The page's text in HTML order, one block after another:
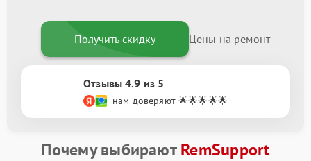
Получить скидку Цены на ремонт
Отзывы 4.9 из 5
нам доверяют 🌟🌟🌟🌟🌟
Почему выбираютRemSupport